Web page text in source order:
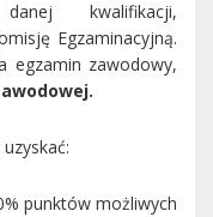
kwalifikacji,
Egzaminacyjną.
egzamin zawodowy,
punktów możliwych